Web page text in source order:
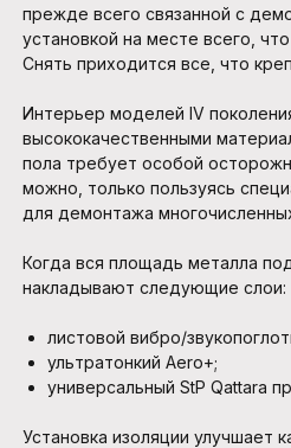
прежде всего связанной с
установкой на месте всего,
Снять приходится все, что
Интерьер моделей IV
высококачественными
пола требует особой
можно, только пользуясь
для демонтажа
Когда вся площадь металла
накладывают следующие слои:
листовой вибро/
ультратонкий Aero+;
универсальный StP Qattara
Установка изоляции улучшает